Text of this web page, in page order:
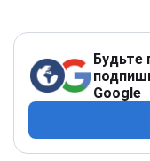
Будьте
Google